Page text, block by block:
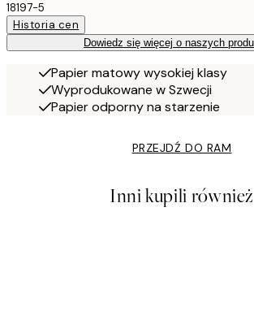
18197-5
Historia cen
Dowiedz się więcej o naszych
Papier matowy wysokiej klasy
Wyprodukowane w Szwecji
Papier odporny na starzenie
PRZEJDŹ DO RAM
Inni kupili również